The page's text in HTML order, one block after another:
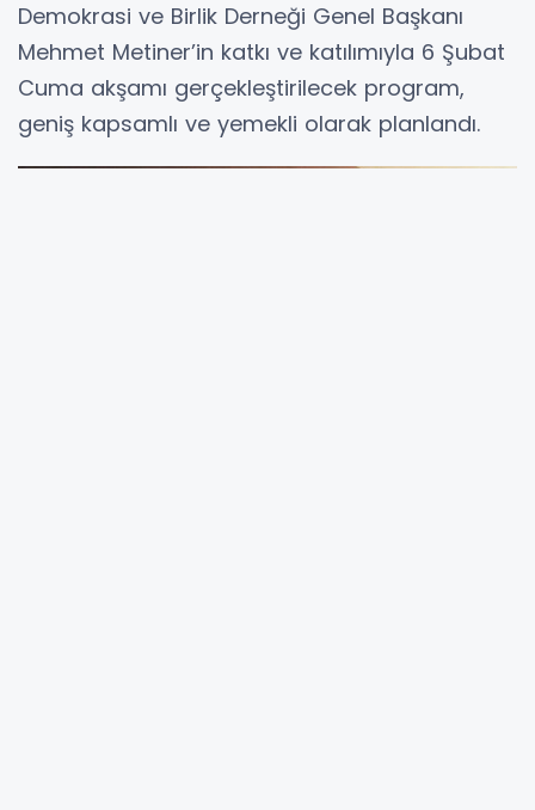
Demokrasi ve Birlik Derneği Genel Başkanı
Mehmet Metiner’in katkı ve katılımıyla 6 Şubat
Cuma akşamı gerçekleştirilecek program,
geniş kapsamlı ve yemekli olarak planlandı.